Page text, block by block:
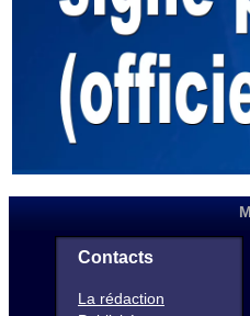
Contacts
La rédaction